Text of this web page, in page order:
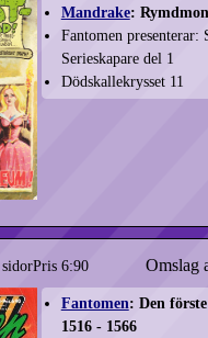
Mandrake:
Fantomen presenterar:
Serieskapare del 1
Dödskallekrysset 11
Pris 6:90 Omslag
Fantomen: Den
1516 - 1566